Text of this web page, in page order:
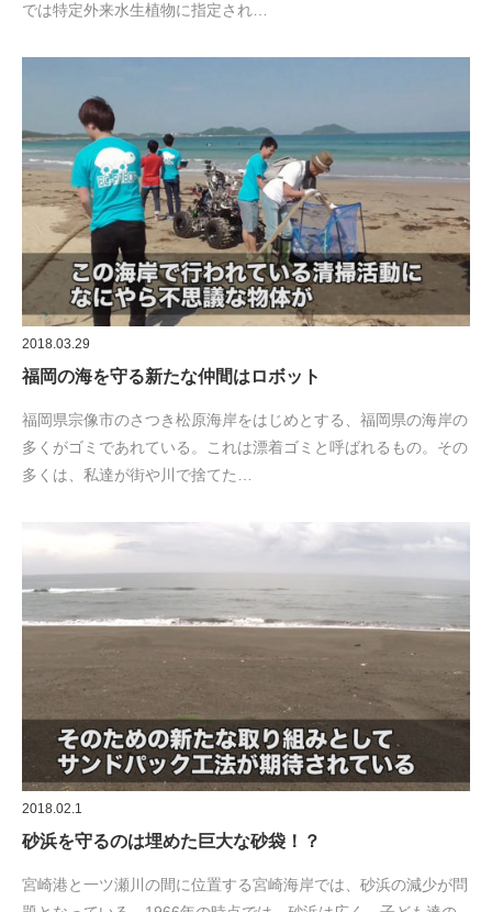
では特定外来水生植物に指定され…
2018.03.29
福岡の海を守る新たな仲間はロボット
福岡県宗像市のさつき松原海岸をはじめとする、福岡県の海岸の
多くがゴミであれている。これは漂着ゴミと呼ばれるもの。その
多くは、私達が街や川で捨てた…
2018.02.1
砂浜を守るのは埋めた巨大な砂袋！？
宮崎港と一ツ瀬川の間に位置する宮崎海岸では、砂浜の減少が問